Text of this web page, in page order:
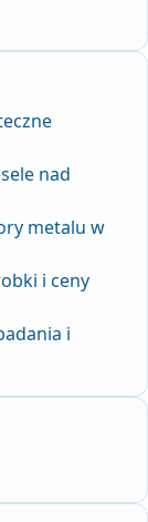
nad
metalu w
i ceny
i